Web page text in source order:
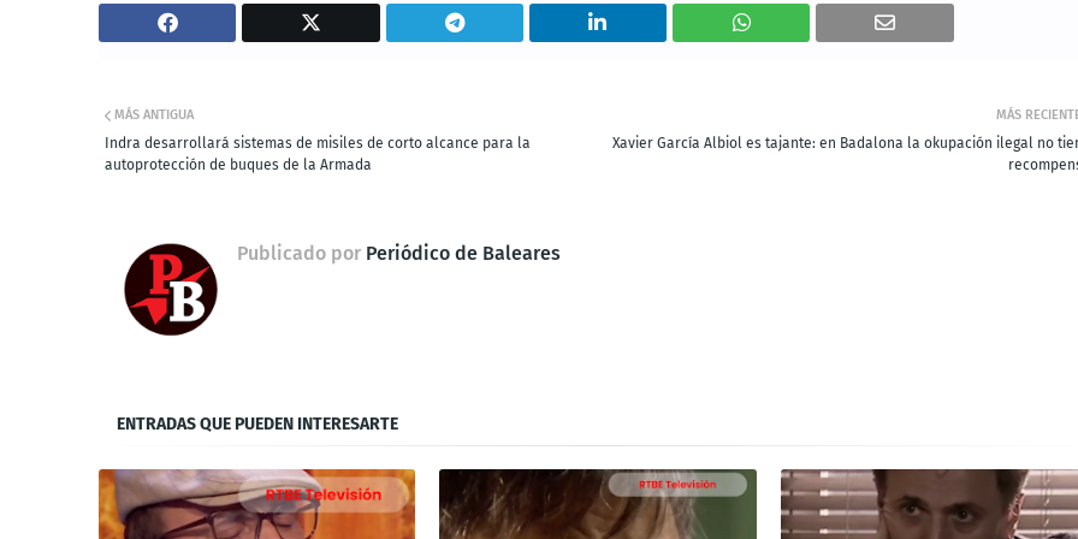
MÁS
Xavier García Albiol es tajante: en Badalona la okupación ilegal no
MÁS ANTIGUA
Indra desarrollará sistemas de misiles de corto alcance para la
autoprotección de buques de la Armada
Publicado por Periódico de Baleares
ENTRADAS QUE PUEDEN INTERESARTE